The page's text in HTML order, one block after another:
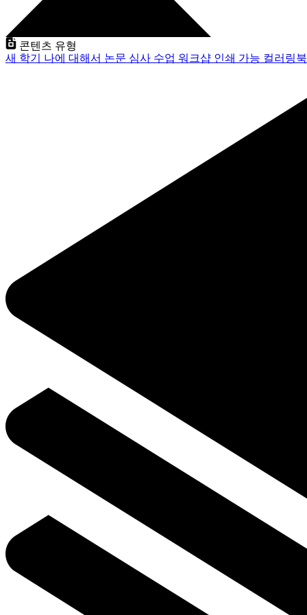
콘텐츠 유형
새 학기 나에 대해서 논문 심사 수업 워크샵 인쇄 가능 컬러링북